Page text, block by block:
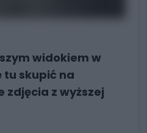
widokiem w
tu skupić na
zdjęcia z wyższej